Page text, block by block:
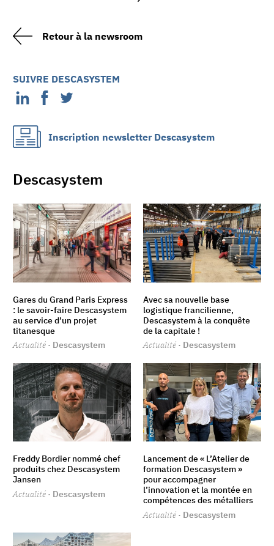
Retour à la newsroom
SUIVRE DESCASYSTEM
Inscription newsletter Descasystem
Descasystem
Gares du Grand Paris Express
: le savoir-faire Descasystem
au service d’un projet
titanesque
Actualité · Descasystem
Avec sa nouvelle base
logistique francilienne,
Descasystem à la conquête
de la capitale !
Actualité · Descasystem
Freddy Bordier nommé chef
produits chez Descasystem
Jansen
Actualité · Descasystem
Lancement de « L’Atelier de
formation Descasystem »
pour accompagner
l’innovation et la montée en
compétences des métalliers
Actualité · Descasystem